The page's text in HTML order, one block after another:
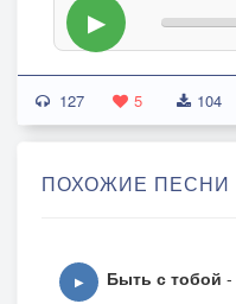
▶
127 5 104
ПОХОЖИЕ ПЕСНИ
▶ Быть с тобой -